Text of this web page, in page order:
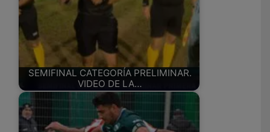
SEMIFINAL CATEGORÍA PRELIMINAR.
VIDEO DE LA…